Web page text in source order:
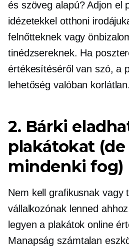
és szöveg alapú?Adjon el
idézetekkel otthoni
felnőtteknek vagy
tinédzsereknek. Ha
értékesítéséről van szó, a
lehetőség valóban korlátlan.
2. Bárki
plakátokat
mindenki fog)
Nem kell grafikusnak vagy
vállalkozónak lenned
legyen a plakátok online
Manapság számtalan